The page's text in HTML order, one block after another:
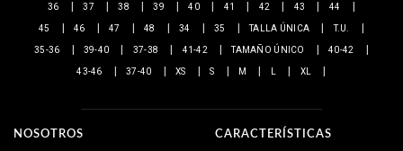
36 37 38 39 40 41 42 43
44
45
46 47 48 34 35 TALLA ÚNICA
T.U.
35-36
39-40 37-38 41-42 TAMAÑO ÚNICO
40-42
43-46
37-40 XS S M L XL
NOSOTROS CARACTERÍSTICAS